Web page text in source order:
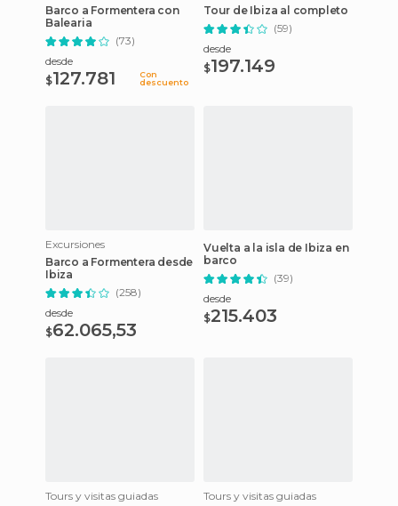
Barco a Formentera con
Balearia
(73)
desde
$127.781
Con
descuento
Tour de Ibiza al completo
(59)
desde
$197.149
Excursiones
Barco a Formentera desde
Ibiza
(258)
desde
$62.065,53
Vuelta a la isla de Ibiza en
barco
(39)
desde
$215.403
Tours y visitas guiadas
Tours y visitas guiadas